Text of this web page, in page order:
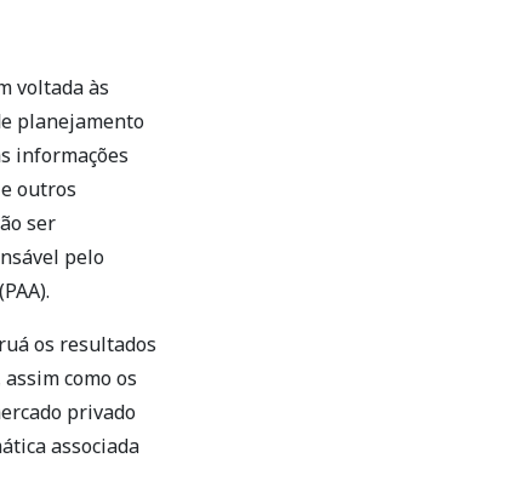
voltada às
planejamento
informações
outros
ser
pelo
os resultados
como os
privado
associada